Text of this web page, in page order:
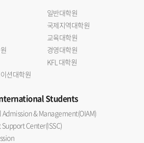
일반대학원
국제지역대학원
교육대학원
경영대학원
KFL 대학원
션대학원
Students
& Management(OIAM)
Center(ISSC)